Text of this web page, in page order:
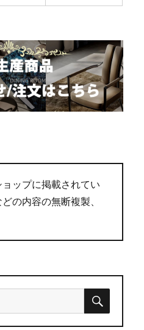
ップに掲載されてい
の内容の無断複製、
検